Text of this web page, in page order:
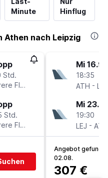
Minute
Hinflug
Athen nach Leipzig
Std.
Fluglinien
Std.
Fluglinien
Mi 16.9.
18:35
ATH - LEJ
Mi 23.9.
19:30
LEJ - ATH
Angebot
02.08.
307 €